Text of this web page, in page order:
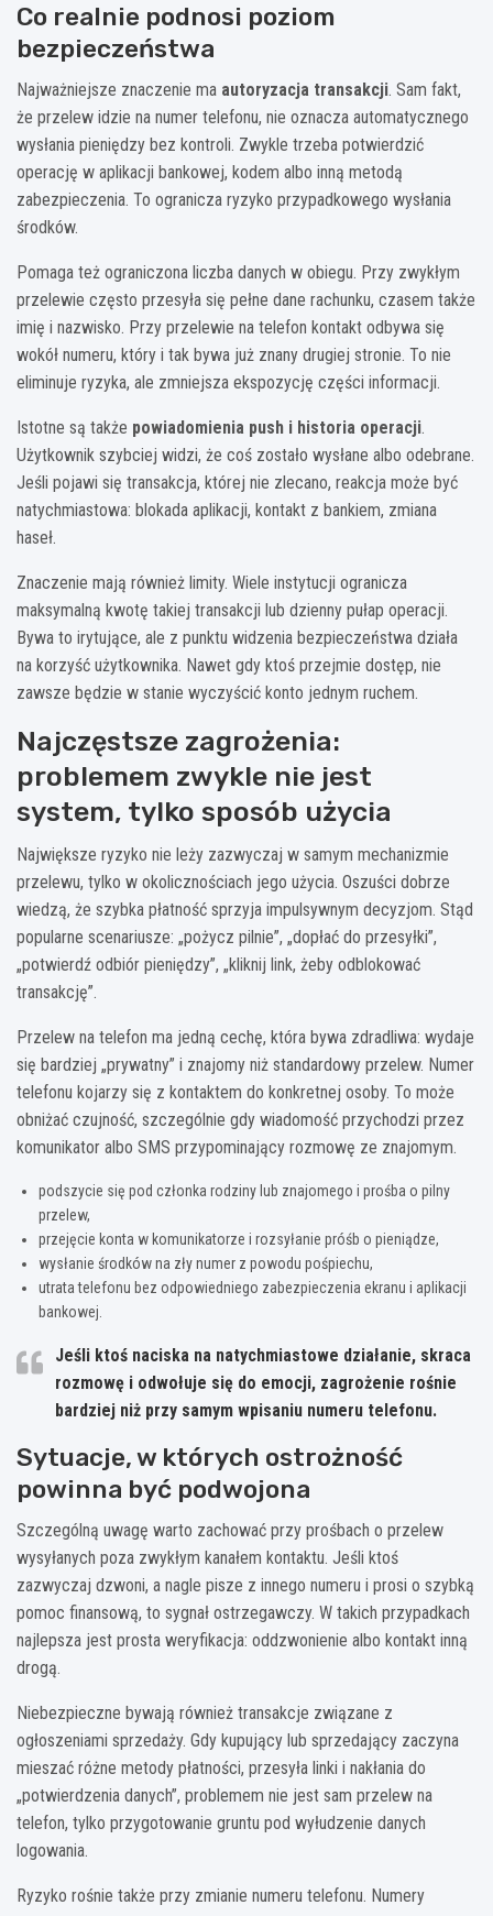
Co realnie podnosi poziom
bezpieczeństwa
Najważniejsze znaczenie ma autoryzacja transakcji. Sam fakt,
że przelew idzie na numer telefonu, nie oznacza automatycznego
wysłania pieniędzy bez kontroli. Zwykle trzeba potwierdzić
operację w aplikacji bankowej, kodem albo inną metodą
zabezpieczenia. To ogranicza ryzyko przypadkowego wysłania
środków.
Pomaga też ograniczona liczba danych w obiegu. Przy zwykłym
przelewie często przesyła się pełne dane rachunku, czasem także
imię i nazwisko. Przy przelewie na telefon kontakt odbywa się
wokół numeru, który i tak bywa już znany drugiej stronie. To nie
eliminuje ryzyka, ale zmniejsza ekspozycję części informacji.
Istotne są także powiadomienia push i historia operacji.
Użytkownik szybciej widzi, że coś zostało wysłane albo odebrane.
Jeśli pojawi się transakcja, której nie zlecano, reakcja może być
natychmiastowa: blokada aplikacji, kontakt z bankiem, zmiana
haseł.
Znaczenie mają również limity. Wiele instytucji ogranicza
maksymalną kwotę takiej transakcji lub dzienny pułap operacji.
Bywa to irytujące, ale z punktu widzenia bezpieczeństwa działa
na korzyść użytkownika. Nawet gdy ktoś przejmie dostęp, nie
zawsze będzie w stanie wyczyścić konto jednym ruchem.
Najczęstsze zagrożenia:
problemem zwykle nie jest
system, tylko sposób użycia
Największe ryzyko nie leży zazwyczaj w samym mechanizmie
przelewu, tylko w okolicznościach jego użycia. Oszuści dobrze
wiedzą, że szybka płatność sprzyja impulsywnym decyzjom. Stąd
popularne scenariusze: „pożycz pilnie”, „dopłać do przesyłki”,
„potwierdź odbiór pieniędzy”, „kliknij link, żeby odblokować
transakcję”.
Przelew na telefon ma jedną cechę, która bywa zdradliwa: wydaje
się bardziej „prywatny” i znajomy niż standardowy przelew. Numer
telefonu kojarzy się z kontaktem do konkretnej osoby. To może
obniżać czujność, szczególnie gdy wiadomość przychodzi przez
komunikator albo SMS przypominający rozmowę ze znajomym.
podszycie się pod członka rodziny lub znajomego i prośba o pilny
przelew,
przejęcie konta w komunikatorze i rozsyłanie próśb o pieniądze,
wysłanie środków na zły numer z powodu pośpiechu,
utrata telefonu bez odpowiedniego zabezpieczenia ekranu i aplikacji
bankowej.
Jeśli ktoś naciska na natychmiastowe działanie, skraca
rozmowę i odwołuje się do emocji, zagrożenie rośnie
bardziej niż przy samym wpisaniu numeru telefonu.
Sytuacje, w których ostrożność
powinna być podwojona
Szczególną uwagę warto zachować przy prośbach o przelew
wysyłanych poza zwykłym kanałem kontaktu. Jeśli ktoś
zazwyczaj dzwoni, a nagle pisze z innego numeru i prosi o szybką
pomoc finansową, to sygnał ostrzegawczy. W takich przypadkach
najlepsza jest prosta weryfikacja: oddzwonienie albo kontakt inną
drogą.
Niebezpieczne bywają również transakcje związane z
ogłoszeniami sprzedaży. Gdy kupujący lub sprzedający zaczyna
mieszać różne metody płatności, przesyła linki i nakłania do
„potwierdzenia danych”, problemem nie jest sam przelew na
telefon, tylko przygotowanie gruntu pod wyłudzenie danych
logowania.
Ryzyko rośnie także przy zmianie numeru telefonu. Numery